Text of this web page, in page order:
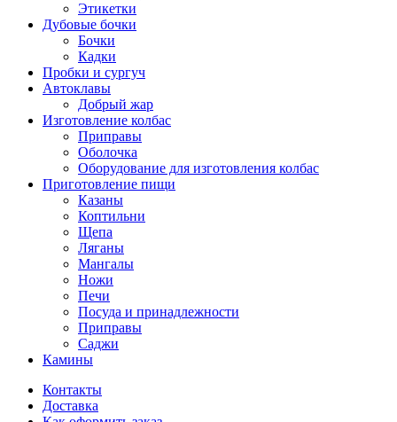
Этикетки
Дубовые бочки
Бочки
Кадки
Пробки и сургуч
Автоклавы
Добрый жар
Изготовление колбас
Приправы
Оболочка
Оборудование для изготовления колбас
Приготовление пищи
Казаны
Коптильни
Щепа
Ляганы
Мангалы
Ножи
Печи
Посуда и принадлежности
Приправы
Саджи
Камины
Контакты
Доставка